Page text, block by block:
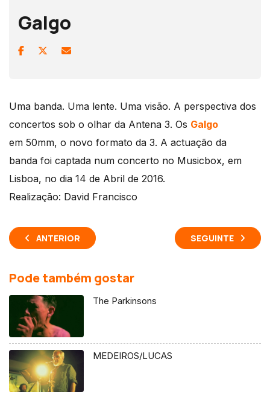
Galgo
Uma banda. Uma lente. Uma visão. A perspectiva dos
concertos sob o olhar da Antena 3. Os Galgo
em 50mm, o novo formato da 3. A actuação da
banda foi captada num concerto no Musicbox, em
Lisboa, no dia 14 de Abril de 2016.
Realização: David Francisco
ANTERIOR SEGUINTE
Pode também gostar
The Parkinsons
MEDEIROS/LUCAS